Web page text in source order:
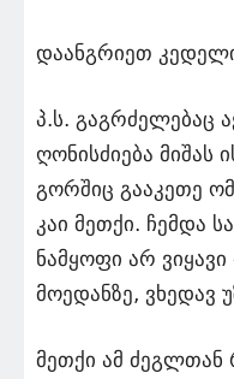
დაანგრიეთ
პ.ს. გაგრძელებაც
ღონისძიება მიშას
გორშიც გააკეთე
კაი მეთქი. ჩემდა
ნამყოფი არ
მოედანზე, ვხედავ
მეთქი ამ